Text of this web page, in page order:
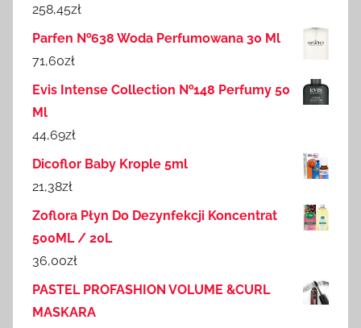
258,45zł
Parfen №638 Woda Perfumowana 30 Ml
71,60zł
Evis Intense Collection №148 Perfumy 50
Ml
44,69zł
Dicoflor Baby Krople 5ml
21,38zł
Zoflora Płyn Do Dezynfekcji Koncentrat
500ML / 20L
36,00zł
PASTEL PROFASHION VOLUME &CURL
MASKARA